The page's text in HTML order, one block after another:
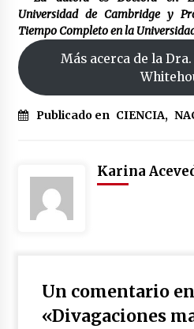
Universidad de Cambridge y
Tiempo Completo en la
Más acerca de la
Publicado en CIENCIA,
Karina
Un comentario en
«Divagaciones